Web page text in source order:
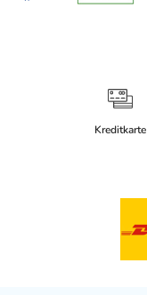
Kreditkarte